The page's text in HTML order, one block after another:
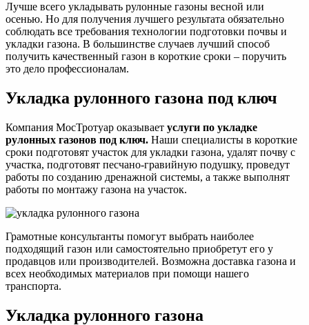
Лучше всего укладывать рулонные газоны весной или
осенью. Но для получения лучшего результата обязательно
соблюдать все требования технологии подготовки почвы и
укладки газона. В большинстве случаев лучший способ
получить качественный газон в короткие сроки – поручить
это дело профессионалам.
Укладка рулонного газона под ключ
Компания МосТротуар оказывает услуги по укладке
рулонных газонов под ключ. Наши специалисты в короткие
сроки подготовят участок для укладки газона, удалят почву с
участка, подготовят песчано-гравийную подушку, проведут
работы по созданию дренажной системы, а также выполнят
работы по монтажу газона на участок.
Грамотные консультанты помогут выбрать наиболее
подходящий газон или самостоятельно приобретут его у
продавцов или производителей. Возможна доставка газона и
всех необходимых материалов при помощи нашего
транспорта.
Укладка рулонного газона